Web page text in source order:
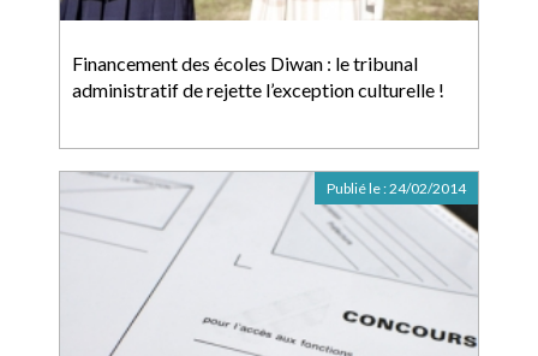
Financement des écoles Diwan : le tribunal
administratif de rejette l’exception culturelle !
Publié le :24/02/2014